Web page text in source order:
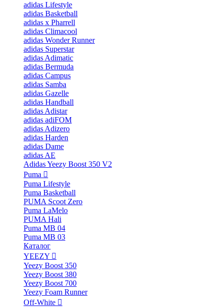
adidas Lifestyle
adidas Basketball
adidas x Pharrell
adidas Climacool
adidas Wonder Runner
adidas Superstar
adidas Adimatic
adidas Bermuda
adidas Campus
adidas Samba
adidas Gazelle
adidas Handball
adidas Adistar
adidas adiFOM
adidas Adizero
adidas Harden
adidas Dame
adidas AE
Adidas Yeezy Boost 350 V2
Puma
Puma Lifestyle
Puma Basketball
PUMA Scoot Zero
Puma LaMelo
PUMA Hali
Puma MB 04
Puma MB 03
Каталог
YEEZY
Yeezy Boost 350
Yeezy Boost 380
Yeezy Boost 700
Yeezy Foam Runner
Off-White